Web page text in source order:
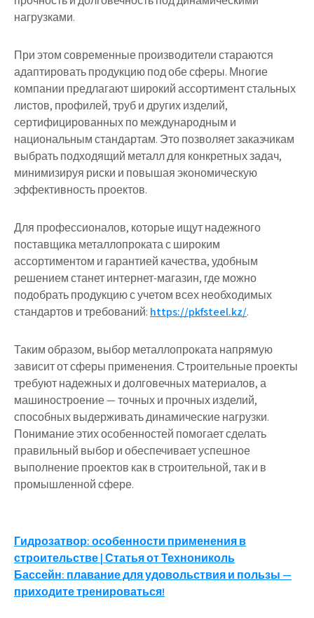
нагрузками.
При этом современные производители стараются
адаптировать продукцию под обе сферы. Многие
компании предлагают широкий ассортимент стальных
листов, профилей, труб и других изделий,
сертифицированных по международным и
национальным стандартам. Это позволяет заказчикам
выбрать подходящий металл для конкретных задач,
минимизируя риски и повышая экономическую
эффективность проектов.
Для профессионалов, которые ищут надежного
поставщика металлопроката с широким
ассортиментом и гарантией качества, удобным
решением станет интернет-магазин, где можно
подобрать продукцию с учетом всех необходимых
стандартов и требований: https://pkfsteel.kz/.
Таким образом, выбор металлопроката напрямую
зависит от сферы применения. Строительные проекты
требуют надежных и долговечных материалов, а
машиностроение — точных и прочных изделий,
способных выдерживать динамические нагрузки.
Понимание этих особенностей помогает сделать
правильный выбор и обеспечивает успешное
выполнение проектов как в строительной, так и в
промышленной сфере.
Навигация
по
записям
Гидрозатвор: особенности применения в
строительстве | Статья от Технониколь
Бассейн: плавание для удовольствия и пользы —
приходите тренироваться!